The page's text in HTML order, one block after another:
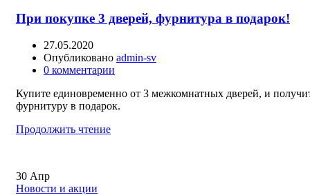
При покупке 3 дверей, фурнитура в подарок!
27.05.2020
Опубликовано admin-sv
0 комментарии
Купите единовременно от 3 межкомнатных дверей, и
фурнитуру в подарок.
Продолжить чтение
30 Апр
Новости и акции